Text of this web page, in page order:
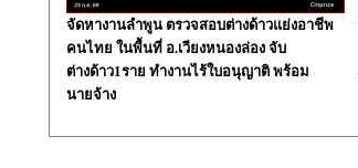
จัดหางานลำพูน ตรวจสอบต่างด้าวแย่งอาชีพ
คนไทย ในพื้นที่ อ.เวียงหนองล่อง จับ
ต่างด้าว1ราย ทำงานไร้ใบอนุญาติ พร้อม
นายจ้าง